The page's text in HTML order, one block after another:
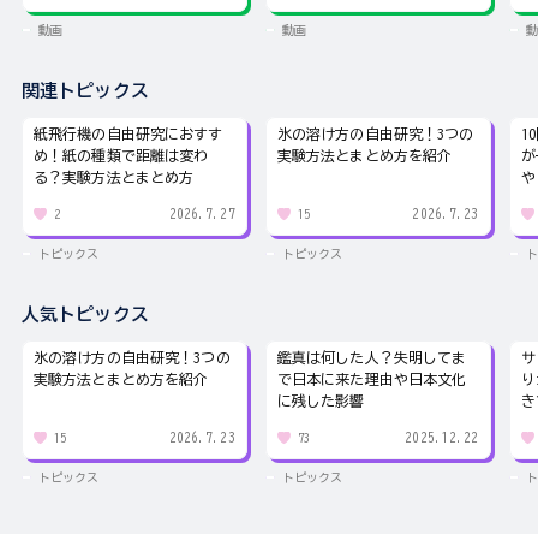
動画 動画
関連トピックス
紙飛行機の自由研究におすす
め！紙の種類で距離は変わ
る？実験方法とまとめ方
2 2026.7.27
トピックス
氷の溶け方の自由研究！3つの
実験方法とまとめ方を紹介
15 2026.7.23
トピックス
や
人気トピックス
氷の溶け方の自由研究！3つの
実験方法とまとめ方を紹介
15 2026.7.23
トピックス
鑑真は何した人？失明してま
で日本に来た理由や日本文化
に残した影響
73 2025.12.22
トピックス